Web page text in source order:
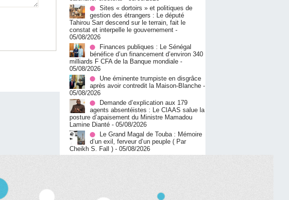
Sites « dortoirs » et politiques de
gestion des étrangers : Le député
Tahirou Sarr descend sur le terrain, fait le
constat et interpelle le gouvernement -
05/08/2026
Finances publiques : Le Sénégal
bénéfice d’un financement d’environ 340
milliards F CFA de la Banque mondiale -
05/08/2026
Une éminente trumpiste en disgrâce
après avoir contredit la Maison-Blanche -
05/08/2026
Demande d’explication aux 179
agents absentéistes : Le CIAAS salue la
posture d’apaisement du Ministre Mamadou
Lamine Dianté - 05/08/2026
Le Grand Magal de Touba : Mémoire
d’un exil, ferveur d’un peuple ( Par
Cheikh S. Fall ) - 05/08/2026